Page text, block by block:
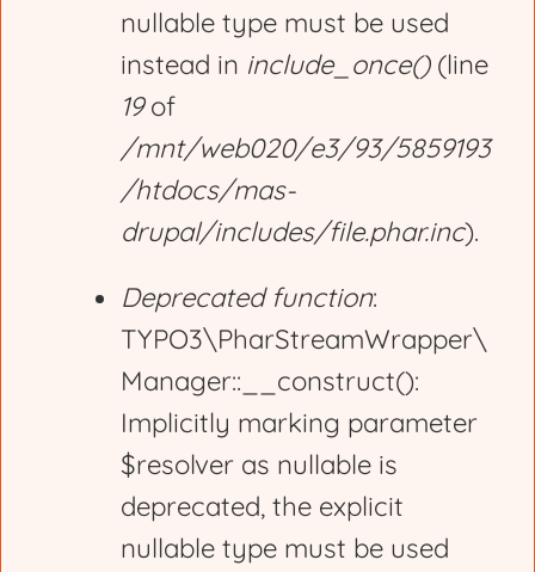
nullable type must be used
instead in include_once()(line
19of
/mnt/web020/e3/93/5859193
/htdocs/mas-
drupal/includes/file.phar.inc).
Deprecated function:
TYPO3\PharStreamWrapper\
Manager::__construct():
Implicitly marking parameter
$resolver as nullable is
deprecated, the explicit
nullable type must be used